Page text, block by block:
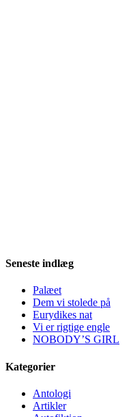
Seneste indlæg
Palæet
Dem vi stolede på
Eurydikes nat
Vi er rigtige engle
NOBODY’S GIRL
Kategorier
Antologi
Artikler